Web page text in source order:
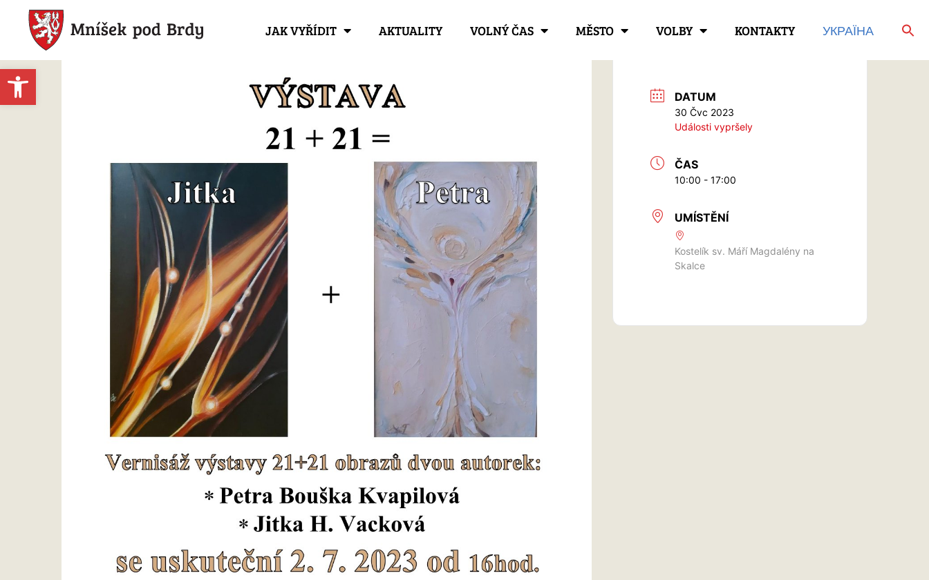
Open toolbar
JAK VYŘÍDIT AKTUALITY VOLNÝ ČAS MĚSTO VOLBY KONTAKTY УКРАЇНА
DATUM
30 Čvc 2023
Události vypršely
ČAS
10:00 - 17:00
UMÍSTĚNÍ
Kostelík sv. Máří Magdalény na
Skalce